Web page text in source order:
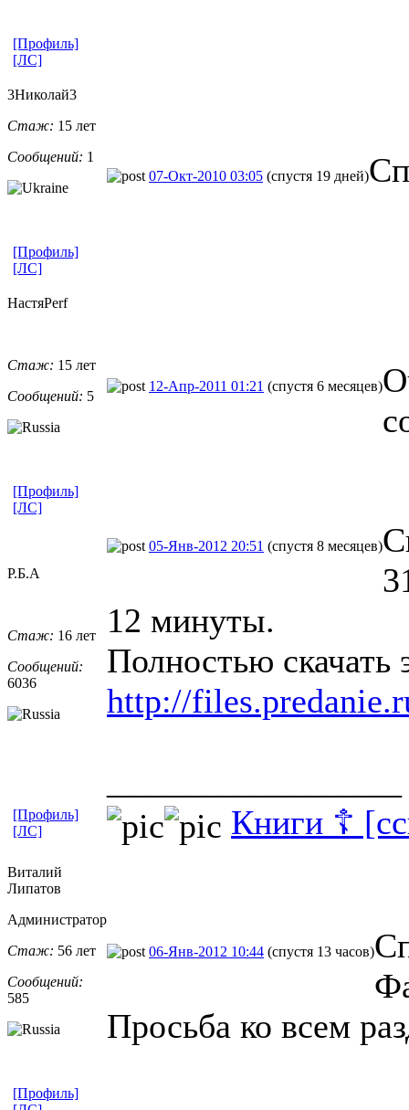
[Профиль]
[ЛС]
3Николай3
Стаж: 15 лет
Сообщений: 1
07-Окт-2010 03:05 (спустя 19 дней)
[Профиль]
[ЛС]
НастяPerf
Стаж: 15 лет
Сообщений: 5
12-Апр-2011 01:21 (спустя 6 месяцев)
[Профиль]
[ЛС]
Р.Б.А
Стаж: 16 лет
Сообщений:
6036
05-Янв-2012 20:51 (спустя 8 месяцев)
12 минуты.
Полностью
http://
Книги ☦
[Профиль]
[ЛС]
Виталий
Липатов
Администратор
Стаж: 56 лет
Сообщений:
585
06-Янв-2012 10:44 (спустя 13 часов)
Просьба ко всем
[Профиль]